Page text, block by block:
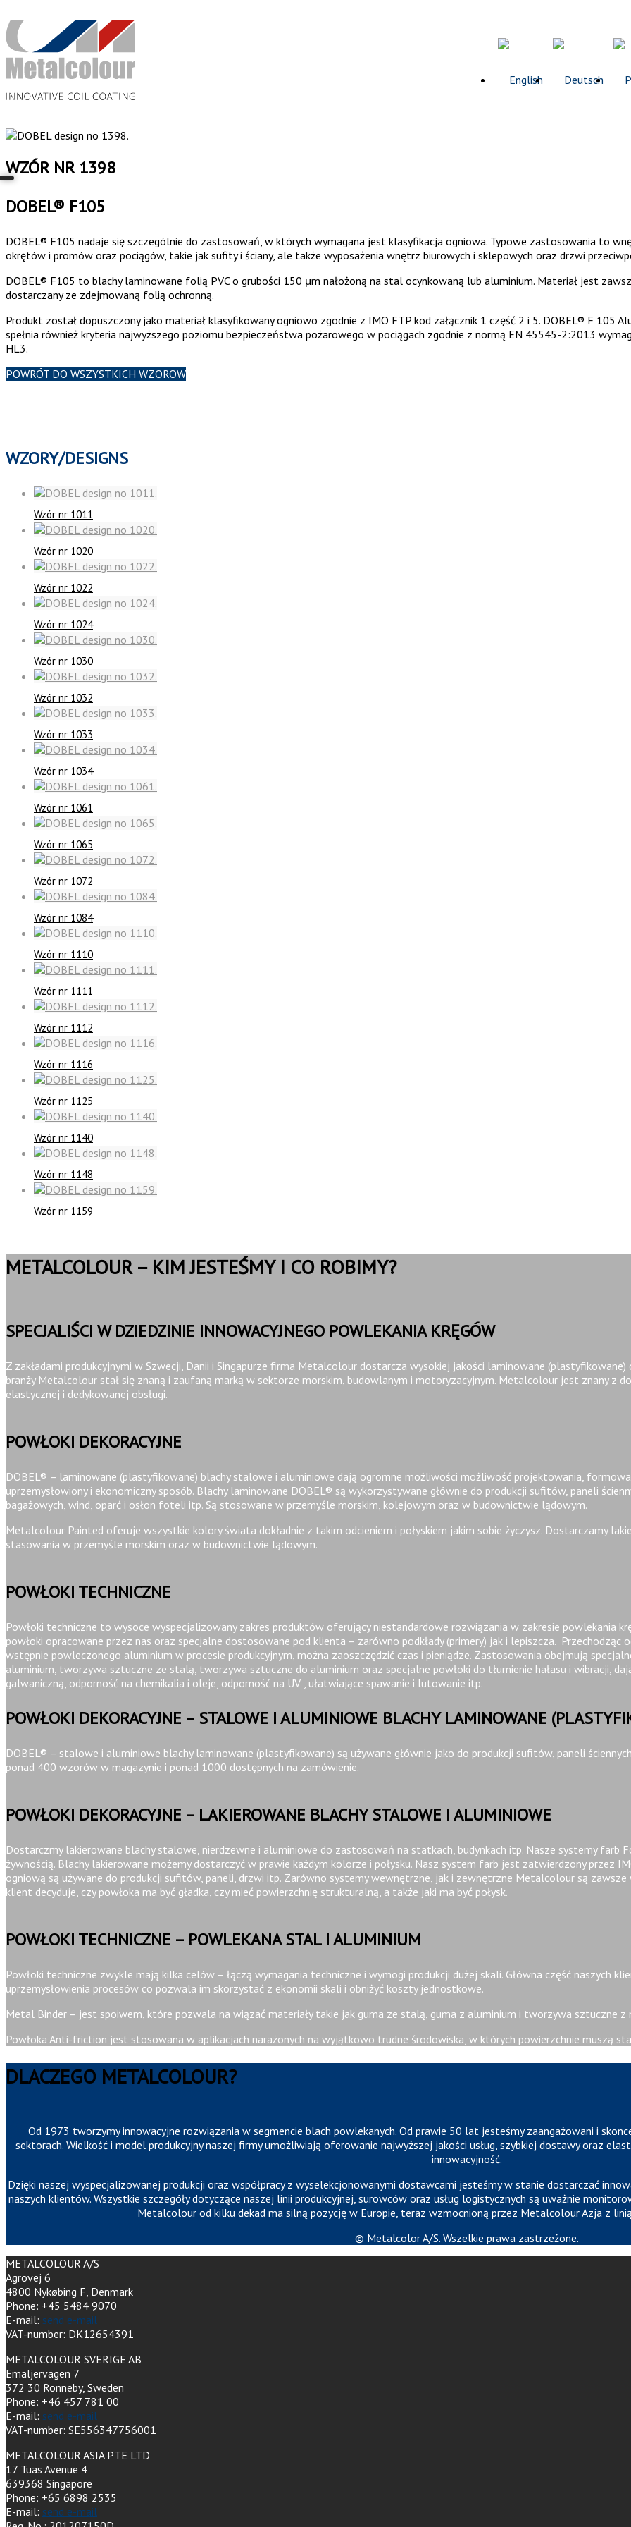
WZÓR NR 1398
DOBEL® F105
DOBEL® F105 nadaje się szczególnie do zastosowań, w których wymagana jest klasyfikacja ogniowa. Typowe zastosowania to
okrętów i promów oraz pociągów, takie jak sufity i ściany, ale także wyposażenia wnętrz biurowych i sklepowych oraz drzwi
DOBEL® F105 to blachy laminowane folią PVC o grubości 150 μm nałożoną na stal ocynkowaną lub aluminium. Materiał jest
dostarczany ze zdejmowaną folią ochronną.
Produkt został dopuszczony jako materiał klasyfikowany ogniowo zgodnie z IMO FTP kod załącznik 1 część 2 i 5. DOBEL® F 105
spełnia również kryteria najwyższego poziomu bezpieczeństwa pożarowego w pociągach zgodnie z normą EN 45545-2:2013
HL3.
POWRÓT DO WSZYSTKICH WZOROW
WZORY/DESIGNS
Wzór nr 1011
Wzór nr 1020
Wzór nr 1022
Wzór nr 1024
Wzór nr 1030
Wzór nr 1032
Wzór nr 1033
Wzór nr 1034
Wzór nr 1061
Wzór nr 1065
Wzór nr 1072
Wzór nr 1084
Wzór nr 1110
Wzór nr 1111
Wzór nr 1112
Wzór nr 1116
Wzór nr 1125
Wzór nr 1140
Wzór nr 1148
Wzór nr 1159
METALCOLOUR – KIM JESTEŚMY I CO ROBIMY?
SPECJALIŚCI W DZIEDZINIE INNOWACYJNEGO POWLEKANIA KRĘGÓW
Z zakładami produkcyjnymi w Szwecji, Danii i Singapurze firma Metalcolour dostarcza wysokiej jakości laminowane
branży Metalcolour stał się znaną i zaufaną marką w sektorze morskim, budowlanym i motoryzacyjnym. Metalcolour jest znany z
elastycznej i dedykowanej obsługi.
POWŁOKI DEKORACYJNE
DOBEL® – laminowane (plastyfikowane) blachy stalowe i aluminiowe dają ogromne możliwości możliwość projektowania,
uprzemysłowiony i ekonomiczny sposób. Blachy laminowane DOBEL® są wykorzystywane głównie do produkcji sufitów, paneli
bagażowych, wind, oparć i osłon foteli itp. Są stosowane w przemyśle morskim, kolejowym oraz w budownictwie lądowym.
Metalcolour Painted oferuje wszystkie kolory świata dokładnie z takim odcieniem i połyskiem jakim sobie życzysz. Dostarczamy
stasowania w przemyśle morskim oraz w budownictwie lądowym.
POWŁOKI TECHNICZNE
Powłoki techniczne to wysoce wyspecjalizowany zakres produktów oferujący niestandardowe rozwiązania w zakresie powlekania
powłoki opracowane przez nas oraz specjalne dostosowane pod klienta – zarówno podkłady (primery) jak i lepiszcza. Przechodząc
wstępnie powleczonego aluminium w procesie produkcyjnym, można zaoszczędzić czas i pieniądze. Zastosowania obejmują
aluminium, tworzywa sztuczne ze stalą, tworzywa sztuczne do aluminium oraz specjalne powłoki do tłumienie hałasu i wibracji,
galwaniczną, odporność na chemikalia i oleje, odporność na UV , ułatwiające spawanie i lutowanie itp.
POWŁOKI DEKORACYJNE – STALOWE I ALUMINIOWE BLACHY LAMINOWANE
DOBEL® – stalowe i aluminiowe blachy laminowane (plastyfikowane) są używane głównie jako do produkcji sufitów, paneli
ponad 400 wzorów w magazynie i ponad 1000 dostępnych na zamówienie.
POWŁOKI DEKORACYJNE – LAKIEROWANE BLACHY STALOWE I ALUMINIOWE
Dostarczmy lakierowane blachy stalowe, nierdzewne i aluminiowe do zastosowań na statkach, budynkach itp. Nasze systemy farb
żywnością. Blachy lakierowane możemy dostarczyć w prawie każdym kolorze i połysku. Nasz system farb jest zatwierdzony przez
ogniową są używane do produkcji sufitów, paneli, drzwi itp. Zarówno systemy wewnętrzne, jak i zewnętrzne Metalcolour są zawsze
klient decyduje, czy powłoka ma być gładka, czy mieć powierzchnię strukturalną, a także jaki ma być połysk.
POWŁOKI TECHNICZNE – POWLEKANA STAL I ALUMINIUM
Powłoki techniczne zwykle mają kilka celów – łączą wymagania techniczne i wymogi produkcji dużej skali. Główna część naszych
uprzemysłowienia procesów co pozwala im skorzystać z ekonomii skali i obniżyć koszty jednostkowe.
Metal Binder – jest spoiwem, które pozwala na wiązać materiały takie jak guma ze stalą, guma z aluminium i tworzywa sztuczne z
Powłoka Anti-friction jest stosowana w aplikacjach narażonych na wyjątkowo trudne środowiska, w których powierzchnie muszą
DLACZEGO METALCOLOUR?
Od 1973 tworzymy innowacyjne rozwiązania w segmencie blach powlekanych. Od prawie 50 lat jesteśmy zaangażowani i
sektorach. Wielkość i model produkcyjny naszej firmy umożliwiają oferowanie najwyższej jakości usług, szybkiej dostawy oraz
innowacyjność.
Dzięki naszej wyspecjalizowanej produkcji oraz współpracy z wyselekcjonowanymi dostawcami jesteśmy w stanie dostarczać
naszych klientów. Wszystkie szczegóły dotyczące naszej linii produkcyjnej, surowców oraz usług logistycznych są uważnie
Metalcolour od kilku dekad ma silną pozycję w Europie, teraz wzmocnioną przez Metalcolour Azja z
© Metalcolor A/S. Wszelkie prawa zastrzeżone.
METALCOLOUR A/S
Agrovej 6
4800 Nykøbing F, Denmark
Phone: +45 5484 9070
E-mail: send e-mail
VAT-number: DK12654391
METALCOLOUR SVERIGE AB
Emaljervägen 7
372 30 Ronneby, Sweden
Phone: +46 457 781 00
E-mail: send e-mail
VAT-number: SE556347756001
METALCOLOUR ASIA PTE LTD
17 Tuas Avenue 4
639368 Singapore
Phone: +65 6898 2535
E-mail: send e-mail